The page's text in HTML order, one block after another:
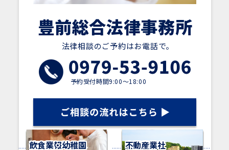
豊前総合法律事務所
法律相談のご予約はお電話で。
予約受付時間9:00～18:00
医療機関 寺社・神社
IT・情報通信業 介護職
建設業 運送業
保育園・幼稚園 不動産業
飲食業